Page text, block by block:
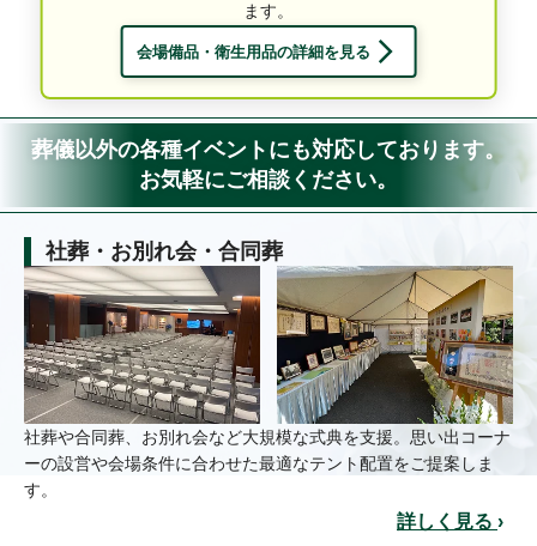
ます。
会場備品・衛生用品の詳細を見る
葬儀以外の各種イベントにも対応しております。
お気軽にご相談ください。
社葬・お別れ会・合同葬
社葬や合同葬、お別れ会など大規模な式典を支援。思い出コーナ
ーの設営や会場条件に合わせた最適なテント配置をご提案しま
す。
詳しく見る ›